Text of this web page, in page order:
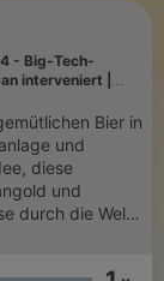
- Big-Tech-
interveniert |
Bier in
und
diese
und
durch die Welt
und